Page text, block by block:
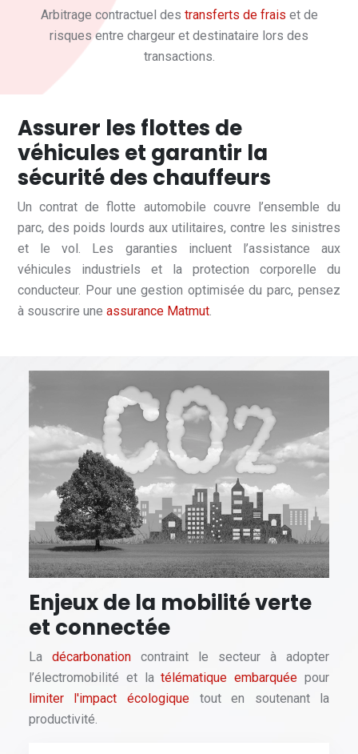
Arbitrage contractuel des transferts de frais et de
risques entre chargeur et destinataire lors des
transactions.
Assurer les flottes de
véhicules et garantir la
sécurité des chauffeurs
Un contrat de flotte automobile couvre l’ensemble du
parc, des poids lourds aux utilitaires, contre les sinistres
et le vol. Les garanties incluent l’assistance aux
véhicules industriels et la protection corporelle du
conducteur. Pour une gestion optimisée du parc, pensez
à souscrire uneassurance Matmut.
Enjeux de la mobilité verte
et connectée
La décarbonationcontraint le secteur à adopter
l’électromobilité et latélématique embarquée pour
limiter l'impact écologiquetout en soutenant la
productivité.